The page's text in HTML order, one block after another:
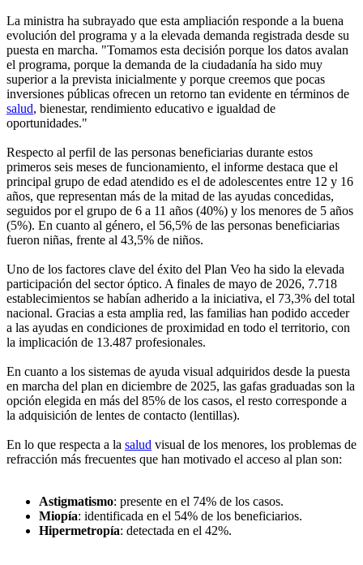
La ministra ha subrayado que esta ampliación responde a la buena
evolución del programa y a la elevada demanda registrada desde su
puesta en marcha. "Tomamos esta decisión porque los datos avalan
el programa, porque la demanda de la ciudadanía ha sido muy
superior a la prevista inicialmente y porque creemos que pocas
inversiones públicas ofrecen un retorno tan evidente en términos de
salud, bienestar, rendimiento educativo e igualdad de
oportunidades."
Respecto al perfil de las personas beneficiarias durante estos
primeros seis meses de funcionamiento, el informe destaca que el
principal grupo de edad atendido es el de adolescentes entre 12 y 16
años, que representan más de la mitad de las ayudas concedidas,
seguidos por el grupo de 6 a 11 años (40%) y los menores de 5 años
(5%). En cuanto al género, el 56,5% de las personas beneficiarias
fueron niñas, frente al 43,5% de niños.
Uno de los factores clave del éxito del Plan Veo ha sido la elevada
participación del sector óptico. A finales de mayo de 2026, 7.718
establecimientos se habían adherido a la iniciativa, el 73,3% del total
nacional. Gracias a esta amplia red, las familias han podido acceder
a las ayudas en condiciones de proximidad en todo el territorio, con
la implicación de 13.487 profesionales.
En cuanto a los sistemas de ayuda visual adquiridos desde la puesta
en marcha del plan en diciembre de 2025, las gafas graduadas son la
opción elegida en más del 85% de los casos, el resto corresponde a
la adquisición de lentes de contacto (lentillas).
En lo que respecta a la salud visual de los menores, los problemas de
refracción más frecuentes que han motivado el acceso al plan son:
Astigmatismo: presente en el 74% de los casos.
Miopía: identificada en el 54% de los beneficiarios.
Hipermetropía: detectada en el 42%.